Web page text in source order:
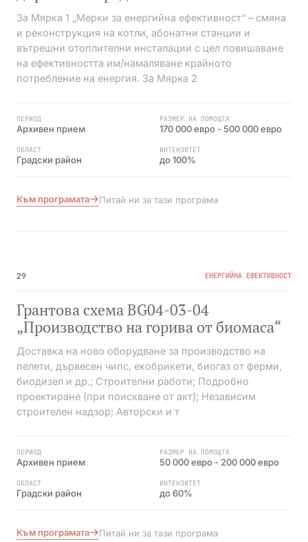
За Мярка 1 „Мерки за енергийна ефективност“ – смяна
и реконструкция на котли, абонатни станции и
вътрешни отоплителни инсталации с цел повишаване
на ефективността им/намаляване крайното
потребление на енергия. За Мярка 2
ПЕРИОД
Архивен прием
РАЗМЕР НА ПОМОЩТА
170 000 евро - 500 000 евро
ОБЛАСТ
Градски район
ИНТЕНЗИТЕТ
до 100%
Към програмата Питай ни за тази програма
29 ЕНЕРГИЙНА ЕФЕКТИВНОСТ
Грантова схема BG04-03-04
„Производство на горива от биомаса“
Доставка на ново оборудване за производство на
пелети, дървесен чипс, екобрикети, биогаз от ферми,
биодизел и др.; Строителни работи; Подробно
проектиране (при поискване от акт); Независим
строителен надзор; Авторски и т
ПЕРИОД
Архивен прием
РАЗМЕР НА ПОМОЩТА
50 000 евро - 200 000 евро
ОБЛАСТ
Градски район
ИНТЕНЗИТЕТ
до 60%
Към програмата Питай ни за тази програма